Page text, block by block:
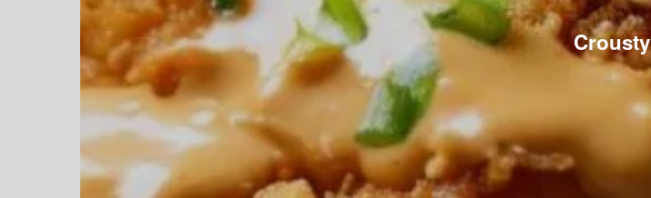
Crousty